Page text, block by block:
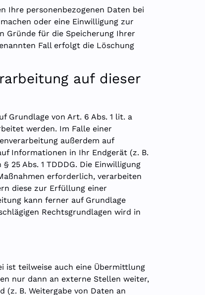
Ihre personenbezogenen Daten bei
oder eine Einwilligung zur
Gründe für die Speicherung Ihrer
Fall erfolgt die Löschung
auf dieser
Grundlage von Art. 6 Abs. 1 lit. a
werden. Im Falle einer
außerdem auf
Informationen in Ihr Endgerät (z. B.
25 Abs. 1 TDDDG. Die Einwilligung
erforderlich, verarbeiten
diese zur Erfüllung einer
kann ferner auf Grundlage
Rechtsgrundlagen wird in
ist teilweise auch eine Übermittlung
nur dann an externe Stellen weiter,
B. Weitergabe von Daten an